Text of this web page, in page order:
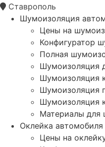
Ставрополь
Шумоизоляция
Цены на
Конфигуратор
Полная
Шумоизоляция
Шумоизоляция
Шумоизоляция
Шумоизоляция
Материалы для
Оклейка автомобиля
Цены на